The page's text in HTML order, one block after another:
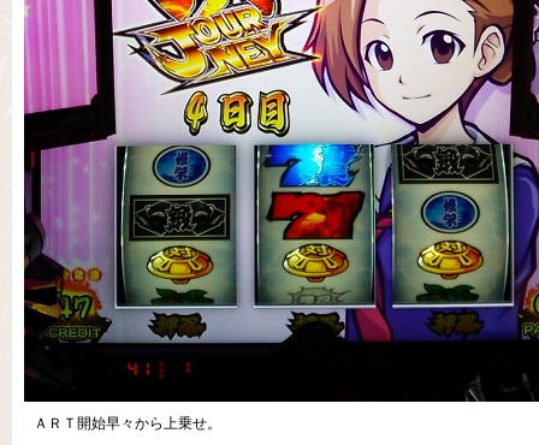
ＡＲＴ開始早々から上乗せ。